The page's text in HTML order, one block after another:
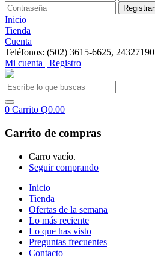
Inicio
Tienda
Cuenta
Teléfonos: (502) 3615-6625, 24327190
Mi cuenta | Registro
0 Carrito Q0.00
Carrito de compras
Carro vacío.
Seguir comprando
Inicio
Tienda
Ofertas de la semana
Lo más reciente
Lo que has visto
Preguntas frecuentes
Contacto